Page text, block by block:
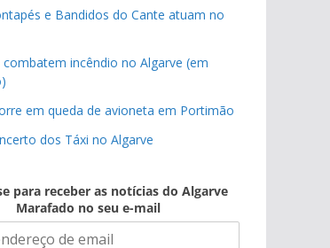
e Bandidos do Cante atuam no
incêndio no Algarve (em
em queda de avioneta em Portimão
dos Táxi no Algarve
para receber as notícias do Algarve
Marafado no seu e-mail